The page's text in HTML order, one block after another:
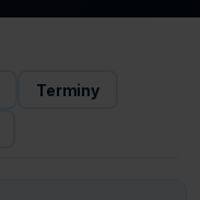
Terminy